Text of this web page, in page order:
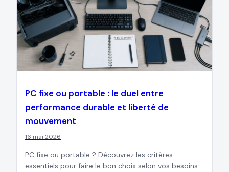
PC fixe ou portable : le duel entre
performance durable et liberté de
mouvement
16 mai 2026
PC fixe ou portable ? Découvrez les critères
essentiels pour faire le bon choix selon vos besoins